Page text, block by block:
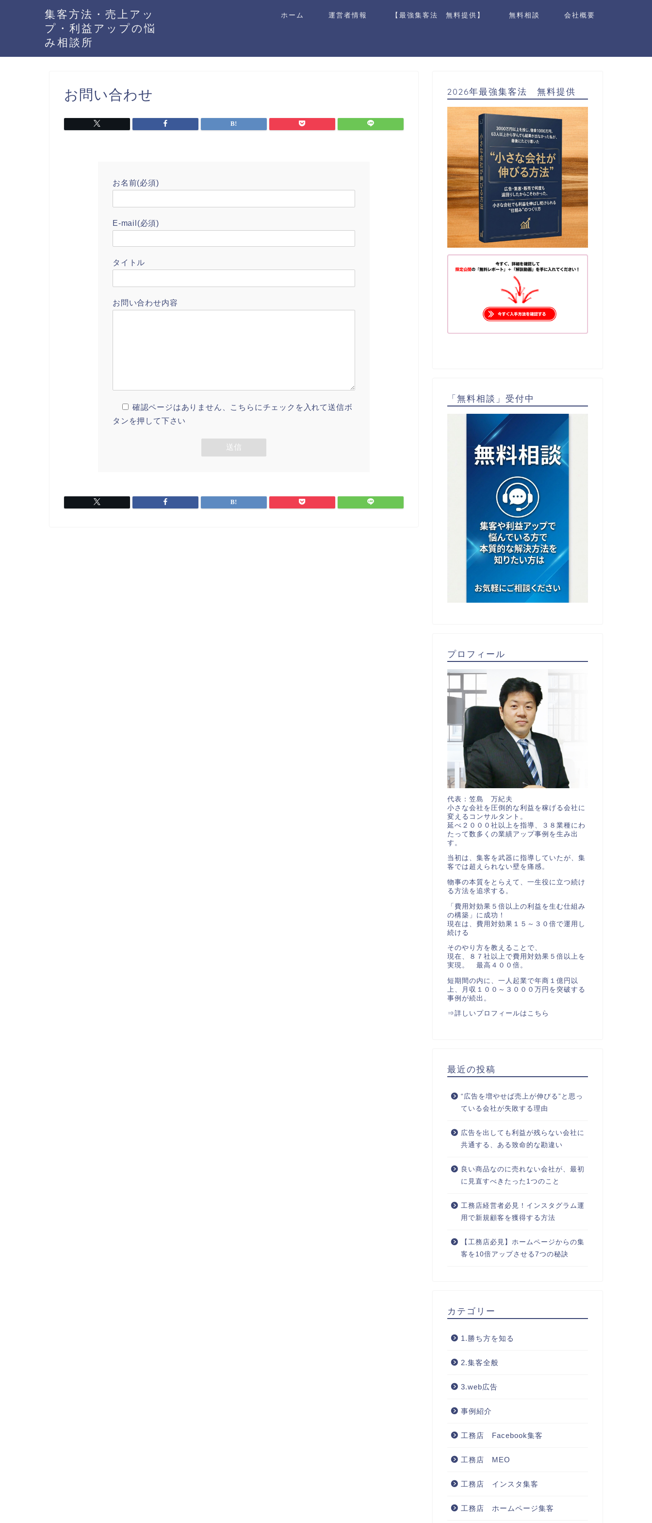
集客方法・売上アッ
プ・利益アップの悩
み相談所
ホーム 運営者情報 【最強集客法 無料提供】 無料相談 会社概要
お問い合わせ
お名前(必須)
E-mail(必須)
タイトル
お問い合わせ内容
確認ページはありません、こちらにチェックを入れて送信ボ
タンを押して下さい
2026年最強集客法 無料提供
「無料相談」受付中
プロフィール
代表：笠島 万紀夫
小さな会社を圧倒的な利益を稼げる会社に
変えるコンサルタント。
延べ２０００社以上を指導、３８業種にわ
たって数多くの業績アップ事例を生み出
す。
当初は、集客を武器に指導していたが、集
客では超えられない壁を痛感。
物事の本質をとらえて、一生役に立つ続け
る方法を追求する。
「費用対効果５倍以上の利益を生む仕組み
の構築」に成功！
現在は、費用対効果１５～３０倍で運用し
続ける
そのやり方を教えることで、
現在、８７社以上で費用対効果５倍以上を
実現。 最高４００倍。
短期間の内に、一人起業で年商１億円以
上、月収１００～３０００万円を突破する
事例が続出。
⇒詳しいプロフィールはこちら
最近の投稿
“広告を増やせば売上が伸びる”と思っ
ている会社が失敗する理由
広告を出しても利益が残らない会社に
共通する、ある致命的な勘違い
良い商品なのに売れない会社が、最初
に見直すべきたった1つのこと
工務店経営者必見！インスタグラム運
用で新規顧客を獲得する方法
【工務店必見】ホームページからの集
客を10倍アップさせる7つの秘訣
カテゴリー
1.勝ち方を知る
2.集客全般
3.web広告
事例紹介
工務店 Facebook集客
工務店 MEO
工務店 インスタ集客
工務店 ホームページ集客